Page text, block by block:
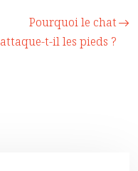
Pourquoi le chat
attaque-t-il les pieds ?